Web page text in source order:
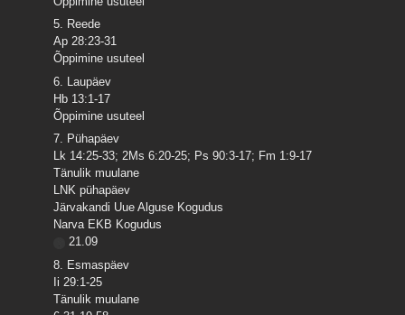
5. Reede
Ap 28:23-31
Õppimine usuteel
6. Laupäev
Hb 13:1-17
Õppimine usuteel
7. Pühapäev
Lk 14:25-33; 2Ms 6:20-25; Ps 90:3-17; Fm 1:9-17
Tänulik muulane
LNK pühapäev
Järvakandi Uue Alguse Kogudus
Narva EKB Kogudus
21.09
8. Esmaspäev
Ii 29:1-25
Tänulik muulane